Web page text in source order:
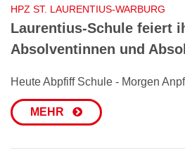
HPZ ST. LAURENTIUS-WARBURG
Laurentius-Schule feiert
Absolventinnen und
Heute Abpfiff Schule - Morgen
MEHR